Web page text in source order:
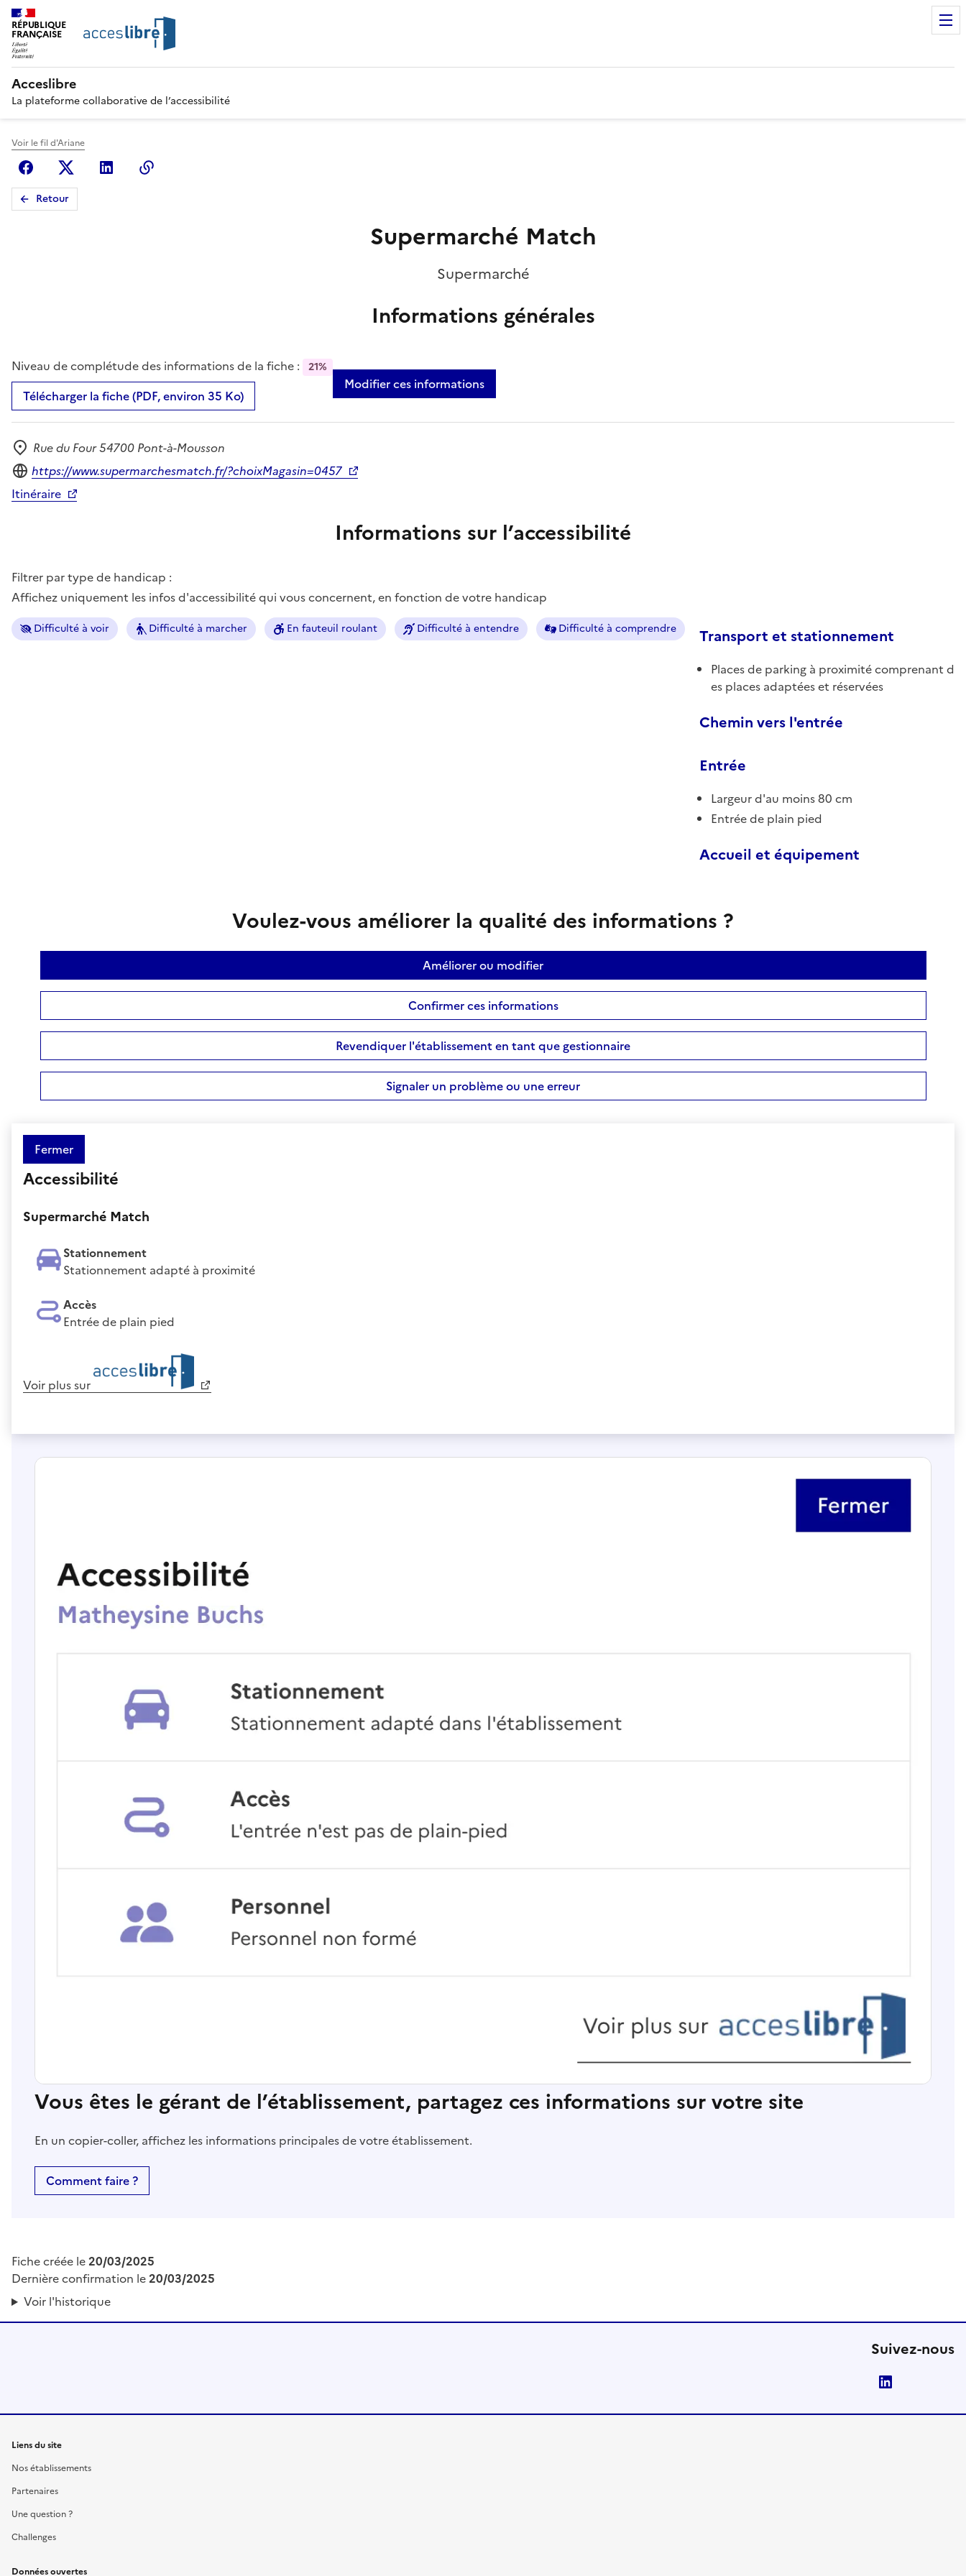
RÉPUBLIQUE
FRANÇAISE
Acceslibre
La plateforme collaborative de l’accessibilité
Voir le fil d'Ariane
FacebookX (anciennement Twitter)
Linkedin
Retour
Supermarché Match
Supermarché
Informations générales
Niveau de complétude des informations de la fiche : 21%
Télécharger la fiche (PDF, environ 35 Ko)
Modifier ces informations
Adresse
Rue du Four 54700 Pont-à-Mousson
Site internet
https://www.supermarchesmatch.fr/?choixMagasin=0457
Itinéraire
Informations sur l’accessibilité
Filtrer par type de handicap :
Affichez uniquement les infos d'accessibilité qui vous concernent, en fonction de votre handicap
Difficulté à voir Difficulté à marcher En fauteuil roulant Difficulté à entendre Difficulté à comprendre Transport et stationnement
Places de parking à proximité comprenant d
es places adaptées et réservées
Chemin vers l'entrée
Entrée
Largeur d'au moins 80 cm
Entrée de plain pied
Accueil et équipement
Voulez-vous améliorer la qualité des informations ?
Améliorer ou modifier
Confirmer ces informations
Revendiquer l'établissement en tant que gestionnaire
Signaler un problème ou une erreur
Fermer
Accessibilité
Supermarché Match
Stationnement
Stationnement adapté à proximité
Accès
Entrée de plain pied
Voir plus sur
Vous êtes le gérant de l’établissement, partagez ces informations sur votre site
En un copier-coller, affichez les informations principales de votre établissement.
Comment faire ?
Fiche créée le20/03/2025
Dernière confirmation le20/03/2025
Voir l'historique
Suivez-nous
Liens du site
Nos établissements
Partenaires
Une question ?
Challenges
Données ouvertes